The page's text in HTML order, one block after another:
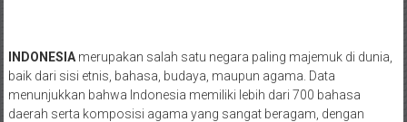
INDONESIAmerupakan salah satu negara paling majemuk di dunia,
baik dari sisi etnis, bahasa, budaya, maupun agama. Data
menunjukkan bahwa Indonesia memiliki lebih dari 700 bahasa
daerah serta komposisi agama yang sangat beragam, dengan